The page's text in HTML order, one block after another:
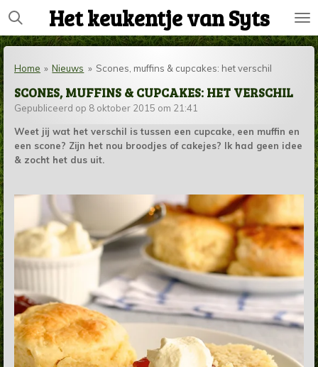
Ga
direct
naar
hoofdinhoud
Het keukentje van Syts
Home » Nieuws » Scones, muffins & cupcakes: het verschil
SCONES, MUFFINS & CUPCAKES: HET VERSCHIL
Gepubliceerd op 8 oktober 2015 om 21:41
Weet jij wat het verschil is tussen een cupcake, een muffin en
een scone? Zijn het nou broodjes of cakejes? Ik had geen idee
& zocht het dus uit.